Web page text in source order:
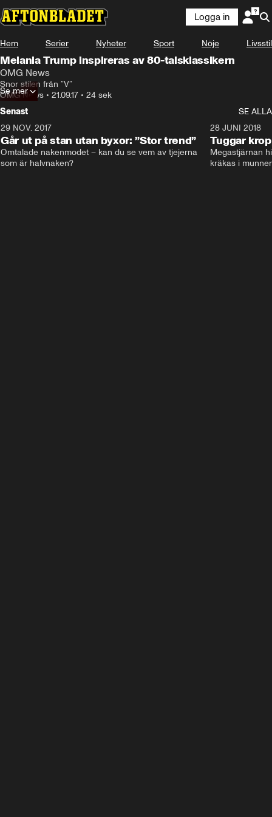
Logga in
Hem Serier Nyheter Sport Nöje Livsstil
Melania Trump inspireras av 80-talsklassikern
OMG News
Snor stilen från ”V”
OMG News • 21.09.17 • 24 sek
Se mer
Senast
SE ALLA
29 NOV. 2017
Går ut på stan utan byxor: ”Stor trend”
Omtalade nakenmodet – kan du se vem av tjejerna
som är halvnaken?
28 JUNI 2018
Tuggar
Megastjärnan
kräkas i